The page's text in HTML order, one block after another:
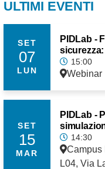
ULTIMI EVENTI
SET
07
LUN
PIDLab -
15:00
Webinar
SET
15
MAR
PIDLab -
14:30
Campus
L04, Via